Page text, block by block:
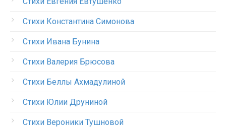
Стихи Константина Симонова
Стихи Ивана Бунина
Стихи Валерия Брюсова
Стихи Беллы Ахмадулиной
Стихи Юлии Друниной
Стихи Вероники Тушновой